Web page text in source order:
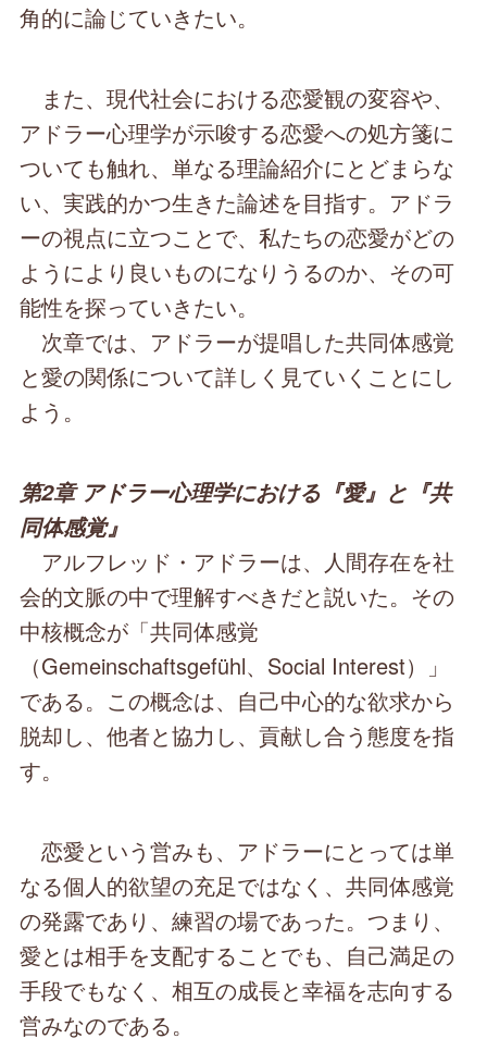
角的に論じていきたい。
また、現代社会における恋愛観の変容や、
アドラー心理学が示唆する恋愛への処方箋に
ついても触れ、単なる理論紹介にとどまらな
い、実践的かつ生きた論述を目指す。アドラ
ーの視点に立つことで、私たちの恋愛がどの
ようにより良いものになりうるのか、その可
能性を探っていきたい。
次章では、アドラーが提唱した共同体感覚
と愛の関係について詳しく見ていくことにし
よう。
第2章 アドラー心理学における『愛』と『共
同体感覚』
アルフレッド・アドラーは、人間存在を社
会的文脈の中で理解すべきだと説いた。その
中核概念が「共同体感覚
（Gemeinschaftsgefühl、Social Interest）」
である。この概念は、自己中心的な欲求から
脱却し、他者と協力し、貢献し合う態度を指
す。
恋愛という営みも、アドラーにとっては単
なる個人的欲望の充足ではなく、共同体感覚
の発露であり、練習の場であった。つまり、
愛とは相手を支配することでも、自己満足の
手段でもなく、相互の成長と幸福を志向する
営みなのである。